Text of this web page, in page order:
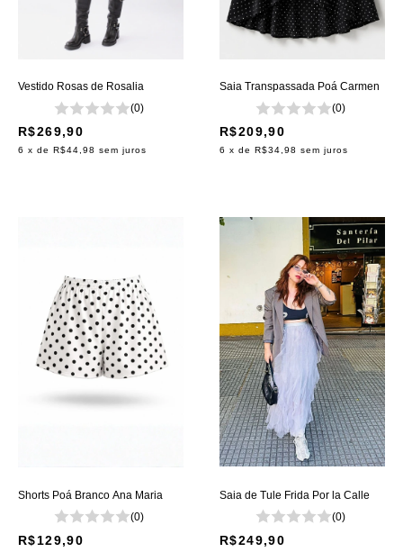
Vestido Rosas de Rosalia
(0)
R$269,90
6 x de R$44,98 sem juros
Saia Transpassada Poá Carmen
(0)
R$209,90
6 x de R$34,98 sem juros
Shorts Poá Branco Ana Maria
(0)
R$129,90
Saia de Tule Frida Por la Calle
(0)
R$249,90